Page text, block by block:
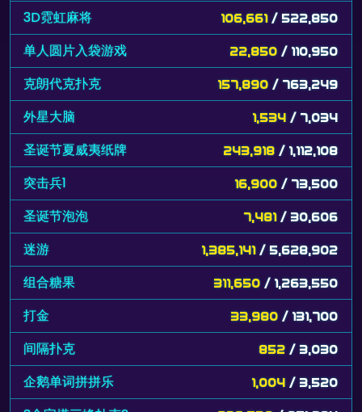
3D霓虹麻将 106,661 / 522,850
单人圆片入袋游戏 22,850 / 110,950
克朗代克扑克 157,890 / 763,249
外星大脑 1,534 / 7,034
圣诞节夏威夷纸牌 243,918 / 1,112,108
突击兵1 16,900 / 73,500
圣诞节泡泡 7,481 / 30,606
迷游 1,385,141 / 5,628,902
组合糖果 311,650 / 1,263,550
打金 33,980 / 131,700
间隔扑克 852 / 3,030
企鹅单词拼拼乐 1,004 / 3,520